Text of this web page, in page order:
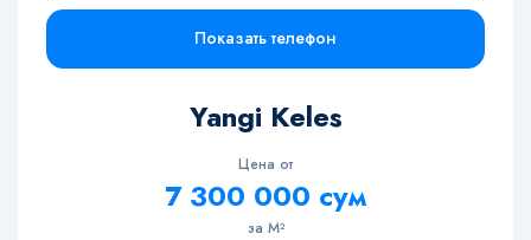
Показать телефон
Yangi Keles
Цена от
7 300 000 сум
за М²